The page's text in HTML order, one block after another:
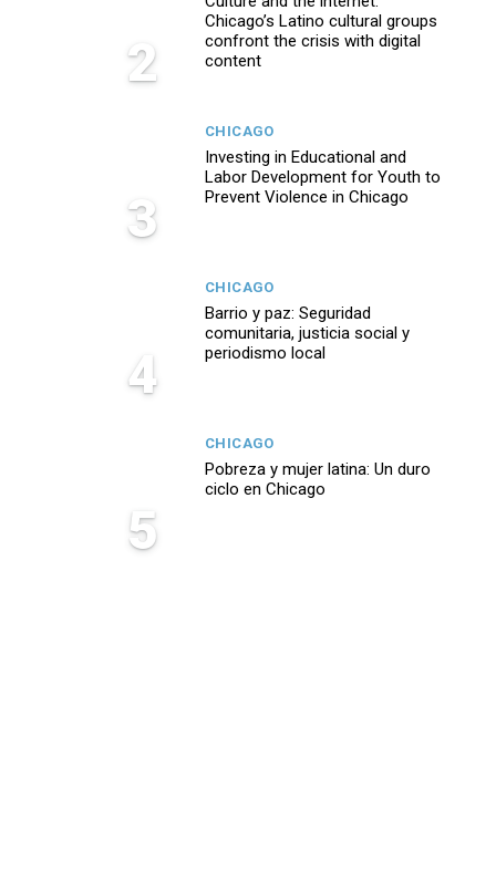
2
Chicago’s Latino cultural groups
confront the crisis with digital
content
3
CHICAGO
Investing in Educational and
Labor Development for Youth to
Prevent Violence in Chicago
4
CHICAGO
Barrio y paz: Seguridad
comunitaria, justicia social y
periodismo local
5
CHICAGO
Pobreza y mujer latina: Un duro
ciclo en Chicago